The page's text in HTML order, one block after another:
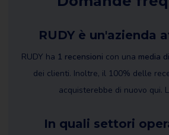
RUDY è un'azienda
RUDY ha 1 recensioni con una media
dei clienti. Inoltre, il 100% delle
acquisterebbe di nuovo qui.
In quali settori